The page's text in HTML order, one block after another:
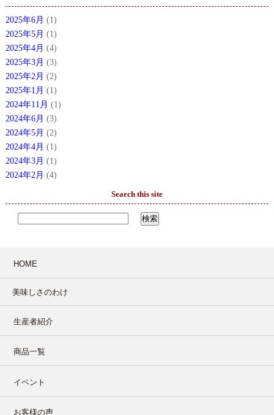
2025年6月 (1)
2025年5月 (1)
2025年4月 (4)
2025年3月 (3)
2025年2月 (2)
2025年1月 (1)
2024年11月 (1)
2024年6月 (3)
2024年5月 (2)
2024年4月 (1)
2024年3月 (1)
2024年2月 (4)
Search this site
HOME
美味しさのわけ
生産者紹介
商品一覧
イベント
お客様の声